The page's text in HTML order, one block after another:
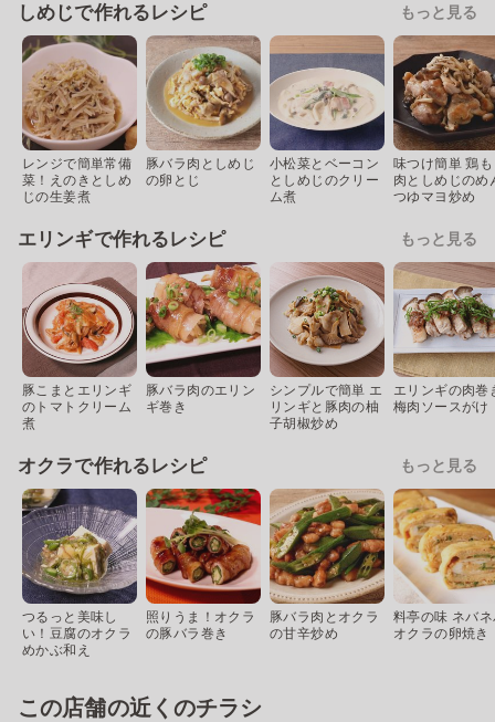
しめじで作れるレシピ もっと見る
レンジで簡単常備
菜！えのきとしめ
じの生姜煮
豚バラ肉としめじ
の卵とじ
小松菜とベーコン
としめじのクリー
ム煮
味つけ簡単 鶏
肉としめじのめ
つゆマヨ炒め
エリンギで作れるレシピ もっと見る
豚こまとエリンギ
のトマトクリーム
煮
豚バラ肉のエリン
ギ巻き
シンプルで簡単 エ
リンギと豚肉の柚
子胡椒炒め
エリンギの肉巻
梅肉ソースがけ
オクラで作れるレシピ もっと見る
つるっと美味し
い！豆腐のオクラ
めかぶ和え
照りうま！オクラ
の豚バラ巻き
豚バラ肉とオクラ
の甘辛炒め
料亭の味 ネバ
オクラの卵焼き
この店舗の近くのチラシ